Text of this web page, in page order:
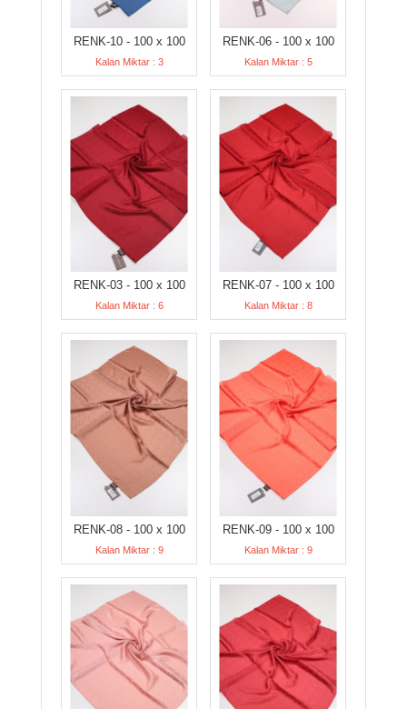
RENK-10 - 100 x 100
Kalan Miktar : 3
RENK-06 - 100 x 100
Kalan Miktar : 5
RENK-03 - 100 x 100
Kalan Miktar : 6
RENK-07 - 100 x 100
Kalan Miktar : 8
RENK-08 - 100 x 100
Kalan Miktar : 9
RENK-09 - 100 x 100
Kalan Miktar : 9